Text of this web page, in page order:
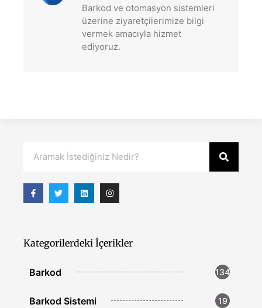
Barkod ve otomasyon sistemleri
üzerine ziyaretçilerimize bilgi
vermek amacıyla hizmet
ediyoruz.
Kategorilerdeki İçerikler
Barkod 134
Barkod Sistemi 19